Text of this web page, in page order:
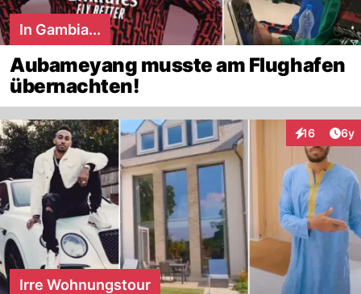
In Gambia...
Aubameyang musste am Flughafen
übernachten!
16 6y
Irre Wohnungstour